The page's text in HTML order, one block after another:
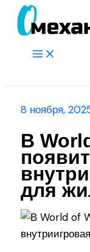
Перейти
Main
8 ноября,
В
для